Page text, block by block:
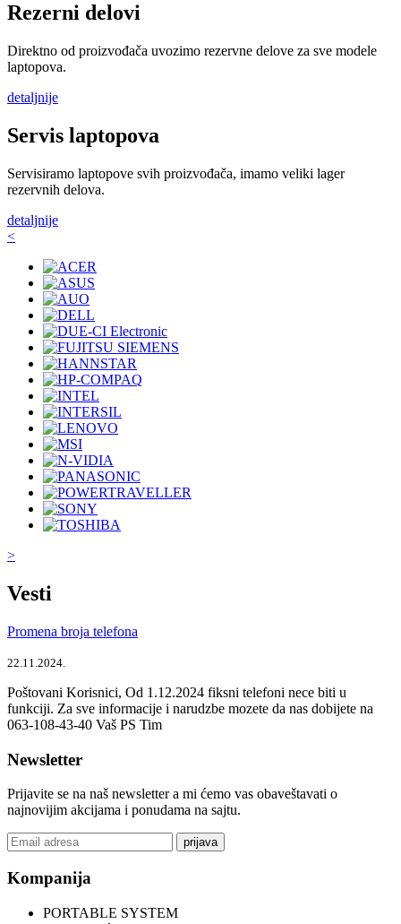
Rezerni delovi
Direktno od proizvođača uvozimo rezervne delove za sve modele
laptopova.
detaljnije
Servis laptopova
Servisiramo laptopove svih proizvođača, imamo veliki lager
rezervnih delova.
detaljnije
<
>
Vesti
Promena broja telefona
22.11.2024.
Poštovani Korisnici, Od 1.12.2024 fiksni telefoni nece biti u
funkciji. Za sve informacije i narudzbe mozete da nas dobijete na
063-108-43-40 Vaš PS Tim
Newsletter
Prijavite se na naš newsletter a mi ćemo vas obaveštavati o
najnovijim akcijama i ponudama na sajtu.
prijava
Kompanija
PORTABLE SYSTEM